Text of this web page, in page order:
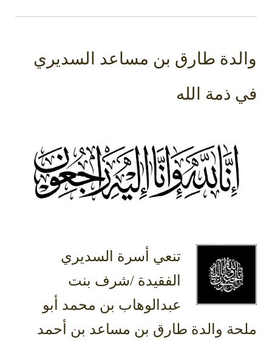
والدة طارق بن مساعد السديري
في ذمة الله
تنعي أسرة السديري
الفقيدة /شرف بنت
عبدالوهاب بن محمد أبو
ملحة والدة طارق بن مساعد بن أحمد